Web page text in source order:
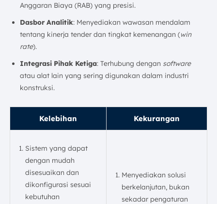
Anggaran Biaya (RAB) yang presisi.
Dasbor Analitik: Menyediakan wawasan mendalam
tentang kinerja tender dan tingkat kemenangan (win
rate).
Integrasi Pihak Ketiga: Terhubung dengan software
atau alat lain yang sering digunakan dalam industri
konstruksi.
Kelebihan Kekurangan
Sistem yang dapat
dengan mudah
disesuaikan dan
dikonfigurasi sesuai
kebutuhan
Menyediakan solusi
berkelanjutan, bukan
sekadar pengaturan